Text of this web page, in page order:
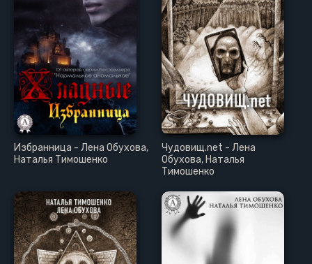
Избранница - Лена Обухова,
Наталья Тимошенко
Чудовищ.net - Лена
Обухова, Наталья
Тимошенко